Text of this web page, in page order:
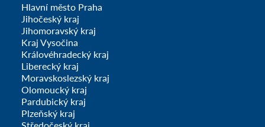
Hlavní město Praha
Jihočeský kraj
Jihomoravský kraj
Kraj Vysočina
Královéhradecký kraj
Liberecký kraj
Moravskoslezský kraj
Olomoucký kraj
Pardubický kraj
Plzeňský kraj